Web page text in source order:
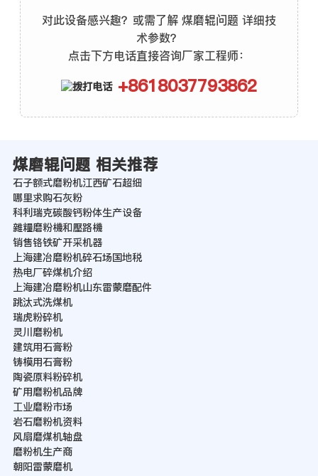
对此设备感兴趣？或需了解 煤磨辊问题 详细技
术参数？
点击下方电话直接咨询厂家工程师：
+8618037793862
煤磨辊问题 相关推荐
石子额式磨粉机江西矿石超细
哪里求购石灰粉
科利瑞克碳酸钙粉体生产设备
雜糧磨粉機和壓路機
销售铬铁矿开采机器
上海建冶磨粉机碎石场国地税
热电厂碎煤机介绍
上海建冶磨粉机山东雷蒙磨配件
跳汰式洗煤机
瑞虎粉碎机
灵川磨粉机
建筑用石膏粉
铸模用石膏粉
陶瓷原料粉碎机
矿用磨粉机品牌
工业磨粉市场
岩石磨粉机资料
风扇磨煤机轴盘
磨粉机生产商
朝阳雷蒙磨机